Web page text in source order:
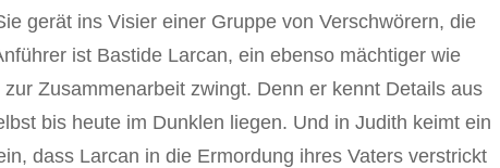
gerät ins Visier einer Gruppe von Verschwörern, die
ist Bastide Larcan, ein ebenso mächtiger wie
Zusammenarbeit zwingt. Denn er kennt Details aus
bis heute im Dunklen liegen. Und in Judith keimt ein
dass Larcan in die Ermordung ihres Vaters verstrickt